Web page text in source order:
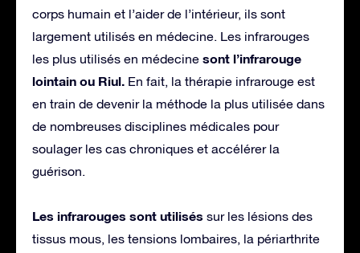
corps humain et l’aider de l’intérieur, ils sont
largement utilisés en médecine. Les infrarouges
les plus utilisés en médecine sont l’infrarouge
lointain ou Riul. En fait, la thérapie infrarouge est
en train de devenir la méthode la plus utilisée dans
de nombreuses disciplines médicales pour
soulager les cas chroniques et accélérer la
guérison.
Les infrarouges sont utilisés sur les lésions des
tissus mous, les tensions lombaires, la périarthrite